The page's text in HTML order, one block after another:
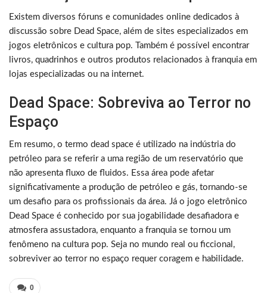
Existem diversos fóruns e comunidades online dedicados à
discussão sobre Dead Space, além de sites especializados em
jogos eletrônicos e cultura pop. Também é possível encontrar
livros, quadrinhos e outros produtos relacionados à franquia em
lojas especializadas ou na internet.
Dead Space: Sobreviva ao Terror no
Espaço
Em resumo, o termo dead space é utilizado na indústria do
petróleo para se referir a uma região de um reservatório que
não apresenta fluxo de fluidos. Essa área pode afetar
significativamente a produção de petróleo e gás, tornando-se
um desafio para os profissionais da área. Já o jogo eletrônico
Dead Space é conhecido por sua jogabilidade desafiadora e
atmosfera assustadora, enquanto a franquia se tornou um
fenômeno na cultura pop. Seja no mundo real ou ficcional,
sobreviver ao terror no espaço requer coragem e habilidade.
0